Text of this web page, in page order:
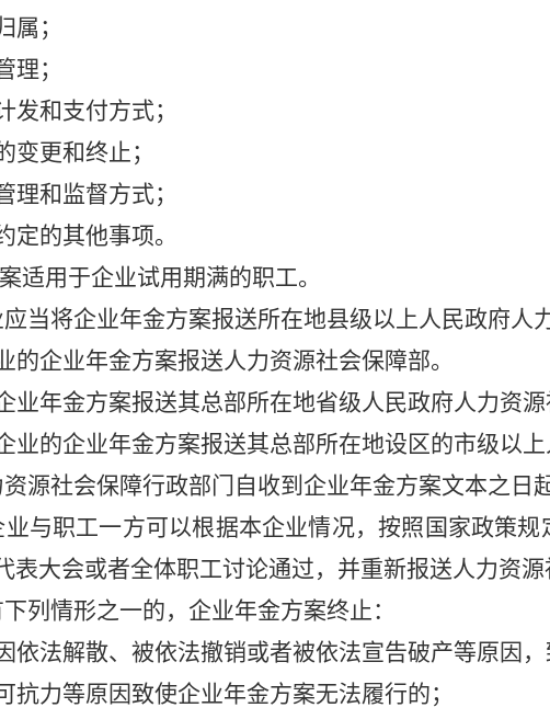
属；
理；
发和支付方式；
变更和终止；
理和监督方式；
定的其他事项。
适用于企业试用期满的职工。
当将企业年金方案报送所在地县级以上人民政府人
的企业年金方案报送人力资源社会保障部。
业年金方案报送其总部所在地省级人民政府人力资源
业的企业年金方案报送其总部所在地设区的市级以
资源社会保障行政部门自收到企业年金方案文本之日
业与职工一方可以根据本企业情况，按照国家政策
表大会或者全体职工讨论通过，并重新报送人力资源
列情形之一的，企业年金方案终止：
依法解散、被依法撤销或者被依法宣告破产等原因
抗力等原因致使企业年金方案无法履行的；